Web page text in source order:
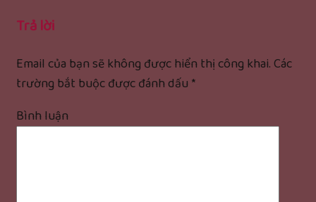
Trả lời
Email của bạn sẽ không được hiển thị công khai.Các
trường bắt buộc được đánh dấu*
Bình luận